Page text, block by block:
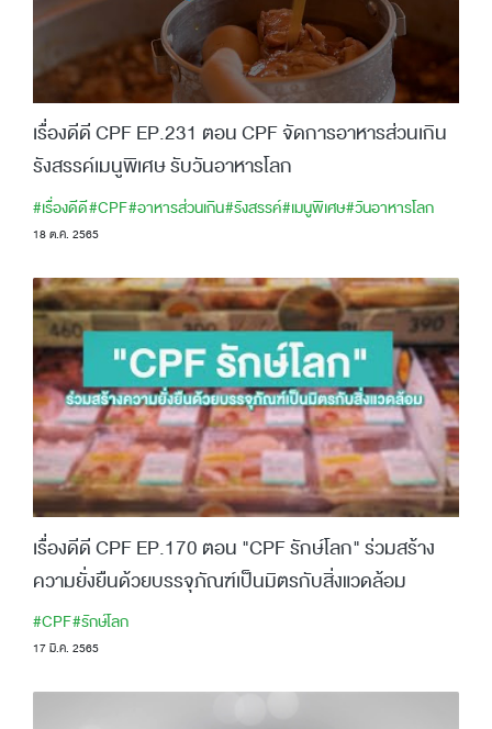
เรื่องดีดี CPF EP.231 ตอน CPF จัดการอาหารส่วนเกิน
รังสรรค์เมนูพิเศษ รับวันอาหารโลก
#เรื่องดีดี#CPF#อาหารส่วนเกิน#รังสรรค์#เมนูพิเศษ#วันอาหารโลก
18 ต.ค. 2565
เรื่องดีดี CPF EP.170 ตอน "CPF รักษ์โลก" ร่วมสร้าง
ความยั่งยืนด้วยบรรจุภัณฑ์เป็นมิตรกับสิ่งแวดล้อม
#CPF#รักษ์โลก
17 มี.ค. 2565